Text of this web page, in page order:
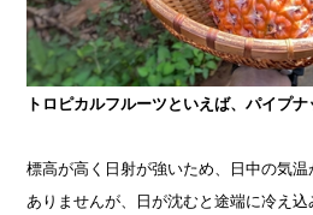
トロピカルフルーツといえば、パイプナ
標高が高く日射が強いため、日中の気
ありませんが、日が沈むと途端に冷え